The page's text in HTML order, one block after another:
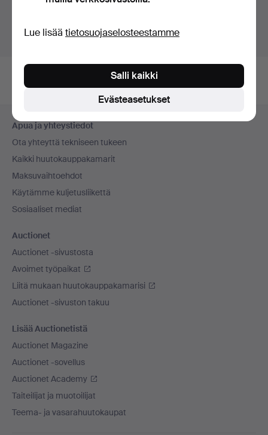
Näytä esineet Ruotsi ulkopuolella
Alatunnistenavigaatio
Apua ja yhteystiedot
Ota yhteyttä tekniseen tukeen
Kaikki huutokauppakamarit
Maksuvaihtoehdot
Käytämme kuljetusliikettä
Sosiaaliset mediat
Auctionet
Auctionet -sivustosta
Avoimet työpaikat
Liitä mukaan huutokauppakamarisi
Auctionet -sivuston takuu
Lisää Auctionetistä
Auctionet Magazine
Auctionet -sovellus
Auctionet Academy
Taiteilijat ja muotoilijat
Teema- ja vasarahuutokaupat
Lue lisää tietosuojaselosteestamme
Evästeasetukset
Salli kaikki